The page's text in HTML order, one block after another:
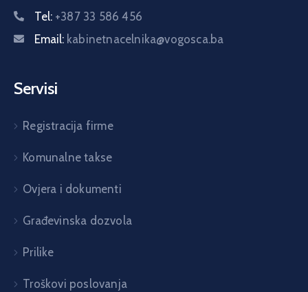
Tel: +387 33 586 456
Email: kabinetnacelnika@vogosca.ba
Servisi
Registracija firme
Komunalne takse
Ovjera i dokumenti
Građevinska dozvola
Prilike
Troškovi poslovanja